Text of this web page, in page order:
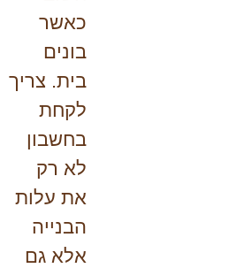
כאשר
בונים
בית. צריך
לקחת
בחשבון
לא רק
את עלות
הבנייה
אלא גם